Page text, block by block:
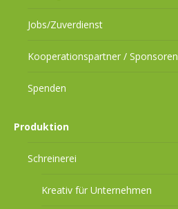
Jobs/Zuverdienst
Kooperationspartner / Sponsoren
Spenden
Produktion
Schreinerei
Kreativ für Unternehmen